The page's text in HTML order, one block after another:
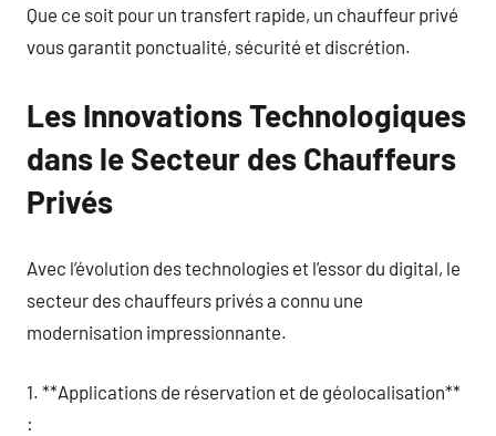
Que ce soit pour un transfert rapide, un chauffeur privé
vous garantit ponctualité, sécurité et discrétion.
Les Innovations Technologiques
dans le Secteur des Chauffeurs
Privés
Avec l’évolution des technologies et l’essor du digital, le
secteur des chauffeurs privés a connu une
modernisation impressionnante.
1. **Applications de réservation et de géolocalisation**
: